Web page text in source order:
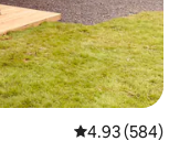
평점 4.93점(5
4.93 (584)